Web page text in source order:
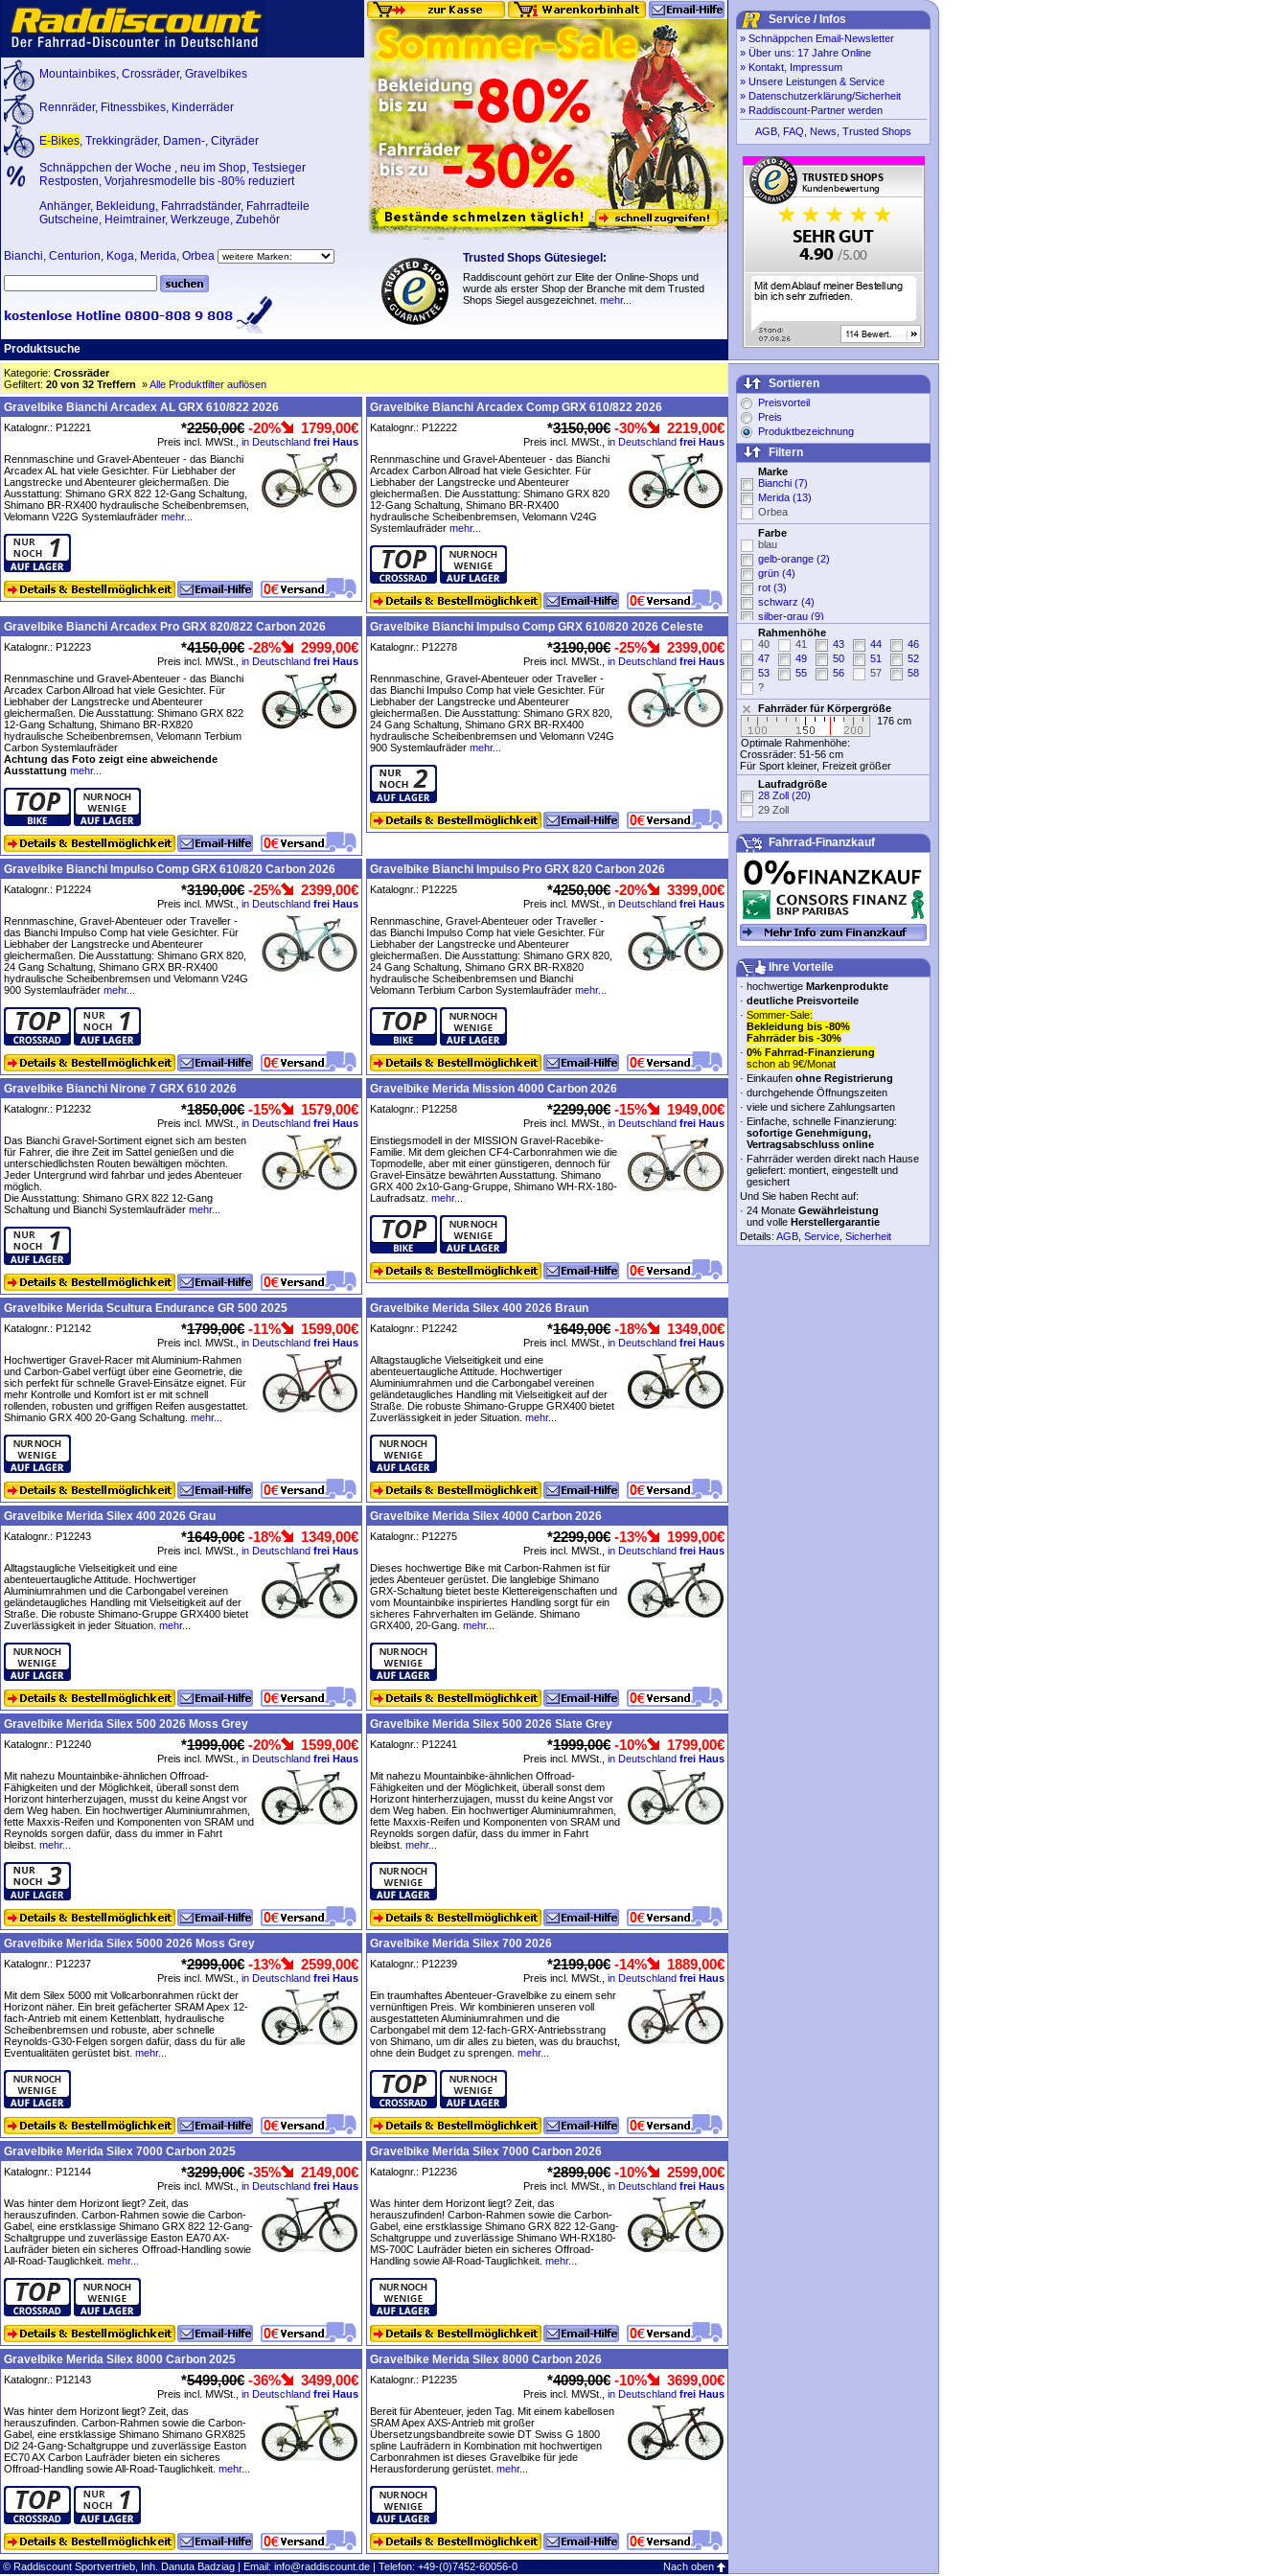
Mountainbikes, Crossräder, Gravelbikes
Rennräder, Fitnessbikes, Kinderräder
E-Bikes, Trekkingräder, Damen-, Cityräder
Schnäppchen der Woche , neu im Shop, Testsieger
Restposten, Vorjahresmodelle bis -80% reduziert
Anhänger, Bekleidung, Fahrradständer, Fahrradteile
Gutscheine, Heimtrainer, Werkzeuge, Zubehör
Service / Infos
» Schnäppchen Email-Newsletter
» Über uns: 17 Jahre Online
» Kontakt, Impressum
» Unsere Leistungen & Service
» Datenschutzerklärung/Sicherheit
» Raddiscount-Partner werden
AGB FAQ News Trusted Shops
Bianchi, Centurion, Koga, Merida, Orbea Trusted Shops Gütesiegel:
Raddiscount gehört zur Elite der Online-Shops und
wurde als erster Shop der Branche mit dem Trusted
Shops Siegel ausgezeichnet. mehr...
Produktsuche
Kategorie: Crossräder
Gefiltert: 20 von 32 Treffern »Alle Produktfilter auflösen
Gravelbike Bianchi Arcadex AL GRX 610/822 2026
Katalognr.: P12221 *2250,00€ -20% 1799,00€
Preis incl. MWSt., in Deutschland frei Haus
Rennmaschine und Gravel-Abenteuer - das Bianchi
Arcadex AL hat viele Gesichter. Für Liebhaber der
Langstrecke und Abenteurer gleichermaßen. Die
Ausstattung: Shimano GRX 822 12-Gang Schaltung,
Shimano BR-RX400 hydraulische Scheibenbremsen,
Velomann V22G Systemlaufräder mehr...
Gravelbike Bianchi Arcadex Comp GRX 610/822 2026
Katalognr.: P12222 *3150,00€ -30% 2219,00€
Preis incl. MWSt., in Deutschland frei Haus
Rennmaschine und Gravel-Abenteuer - das Bianchi
Arcadex Carbon Allroad hat viele Gesichter. Für
Liebhaber der Langstrecke und Abenteurer
gleichermaßen. Die Ausstattung: Shimano GRX 820
12-Gang Schaltung, Shimano BR-RX400
hydraulische Scheibenbremsen, Velomann V24G
Systemlaufräder mehr...
Gravelbike Bianchi Arcadex Pro GRX 820/822 Carbon 2026
Katalognr.: P12223 *4150,00€ -28% 2999,00€
Preis incl. MWSt., in Deutschland frei Haus
Rennmaschine und Gravel-Abenteuer - das Bianchi
Arcadex Carbon Allroad hat viele Gesichter. Für
Liebhaber der Langstrecke und Abenteurer
gleichermaßen. Die Ausstattung: Shimano GRX 822
12-Gang Schaltung, Shimano BR-RX820
hydraulische Scheibenbremsen, Velomann Terbium
Carbon Systemlaufräder
Achtung das Foto zeigt eine abweichende
Ausstattung mehr...
Gravelbike Bianchi Impulso Comp GRX 610/820 2026 Celeste
Katalognr.: P12278 *3190,00€ -25% 2399,00€
Preis incl. MWSt., in Deutschland frei Haus
Rennmaschine, Gravel-Abenteuer oder Traveller -
das Bianchi Impulso Comp hat viele Gesichter. Für
Liebhaber der Langstrecke und Abenteurer
gleichermaßen. Die Ausstattung: Shimano GRX 820,
24 Gang Schaltung, Shimano GRX BR-RX400
hydraulische Scheibenbremsen und Velomann V24G
900 Systemlaufräder mehr...
Gravelbike Bianchi Impulso Comp GRX 610/820 Carbon 2026
Katalognr.: P12224 *3190,00€ -25% 2399,00€
Preis incl. MWSt., in Deutschland frei Haus
Rennmaschine, Gravel-Abenteuer oder Traveller -
das Bianchi Impulso Comp hat viele Gesichter. Für
Liebhaber der Langstrecke und Abenteurer
gleichermaßen. Die Ausstattung: Shimano GRX 820,
24 Gang Schaltung, Shimano GRX BR-RX400
hydraulische Scheibenbremsen und Velomann V24G
900 Systemlaufräder mehr...
Gravelbike Bianchi Impulso Pro GRX 820 Carbon 2026
Katalognr.: P12225 *4250,00€ -20% 3399,00€
Preis incl. MWSt., in Deutschland frei Haus
Rennmaschine, Gravel-Abenteuer oder Traveller -
das Bianchi Impulso Comp hat viele Gesichter. Für
Liebhaber der Langstrecke und Abenteurer
gleichermaßen. Die Ausstattung: Shimano GRX 820,
24 Gang Schaltung, Shimano GRX BR-RX820
hydraulische Scheibenbremsen und Bianchi
Velomann Terbium Carbon Systemlaufräder mehr...
Gravelbike Bianchi Nirone 7 GRX 610 2026
Katalognr.: P12232 *1850,00€ -15% 1579,00€
Preis incl. MWSt., in Deutschland frei Haus
Das Bianchi Gravel-Sortiment eignet sich am besten
für Fahrer, die ihre Zeit im Sattel genießen und die
unterschiedlichsten Routen bewältigen möchten.
Jeder Untergrund wird fahrbar und jedes Abenteuer
möglich.
Die Ausstattung: Shimano GRX 822 12-Gang
Schaltung und Bianchi Systemlaufräder mehr...
Gravelbike Merida Mission 4000 Carbon 2026
Katalognr.: P12258 *2299,00€ -15% 1949,00€
Preis incl. MWSt., in Deutschland frei Haus
Einstiegsmodell in der MISSION Gravel-Racebike-
Familie. Mit dem gleichen CF4-Carbonrahmen wie die
Topmodelle, aber mit einer günstigeren, dennoch für
Gravel-Einsätze bewährten Ausstattung. Shimano
GRX 400 2x10-Gang-Gruppe, Shimano WH-RX-180-
Laufradsatz. mehr...
Gravelbike Merida Scultura Endurance GR 500 2025
Katalognr.: P12142 *1799,00€ -11% 1599,00€
Preis incl. MWSt., in Deutschland frei Haus
Hochwertiger Gravel-Racer mit Aluminium-Rahmen
und Carbon-Gabel verfügt über eine Geometrie, die
sich perfekt für schnelle Gravel-Einsätze eignet. Für
mehr Kontrolle und Komfort ist er mit schnell
rollenden, robusten und griffigen Reifen ausgestattet.
Shimanio GRX 400 20-Gang Schaltung. mehr...
Gravelbike Merida Silex 400 2026 Braun
Katalognr.: P12242 *1649,00€ -18% 1349,00€
Preis incl. MWSt., in Deutschland frei Haus
Alltagstaugliche Vielseitigkeit und eine
abenteuertaugliche Attitude. Hochwertiger
Aluminiumrahmen und die Carbongabel vereinen
geländetaugliches Handling mit Vielseitigkeit auf der
Straße. Die robuste Shimano-Gruppe GRX400 bietet
Zuverlässigkeit in jeder Situation. mehr...
Gravelbike Merida Silex 400 2026 Grau
Katalognr.: P12243 *1649,00€ -18% 1349,00€
Preis incl. MWSt., in Deutschland frei Haus
Alltagstaugliche Vielseitigkeit und eine
abenteuertaugliche Attitude. Hochwertiger
Aluminiumrahmen und die Carbongabel vereinen
geländetaugliches Handling mit Vielseitigkeit auf der
Straße. Die robuste Shimano-Gruppe GRX400 bietet
Zuverlässigkeit in jeder Situation. mehr...
Gravelbike Merida Silex 4000 Carbon 2026
Katalognr.: P12275 *2299,00€ -13% 1999,00€
Preis incl. MWSt., in Deutschland frei Haus
Dieses hochwertige Bike mit Carbon-Rahmen ist für
jedes Abenteuer gerüstet. Die langlebige Shimano
GRX-Schaltung bietet beste Klettereigenschaften und
vom Mountainbike inspiriertes Handling sorgt für ein
sicheres Fahrverhalten im Gelände. Shimano
GRX400, 20-Gang. mehr...
Gravelbike Merida Silex 500 2026 Moss Grey
Katalognr.: P12240 *1999,00€ -20% 1599,00€
Preis incl. MWSt., in Deutschland frei Haus
Mit nahezu Mountainbike-ähnlichen Offroad-
Fähigkeiten und der Möglichkeit, überall sonst dem
Horizont hinterherzujagen, musst du keine Angst vor
dem Weg haben. Ein hochwertiger Aluminiumrahmen,
fette Maxxis-Reifen und Komponenten von SRAM und
Reynolds sorgen dafür, dass du immer in Fahrt
bleibst. mehr...
Gravelbike Merida Silex 500 2026 Slate Grey
Katalognr.: P12241 *1999,00€ -10% 1799,00€
Preis incl. MWSt., in Deutschland frei Haus
Mit nahezu Mountainbike-ähnlichen Offroad-
Fähigkeiten und der Möglichkeit, überall sonst dem
Horizont hinterherzujagen, musst du keine Angst vor
dem Weg haben. Ein hochwertiger Aluminiumrahmen,
fette Maxxis-Reifen und Komponenten von SRAM und
Reynolds sorgen dafür, dass du immer in Fahrt
bleibst. mehr...
Gravelbike Merida Silex 5000 2026 Moss Grey
Katalognr.: P12237 *2999,00€ -13% 2599,00€
Preis incl. MWSt., in Deutschland frei Haus
Mit dem Silex 5000 mit Vollcarbonrahmen rückt der
Horizont näher. Ein breit gefächerter SRAM Apex 12-
fach-Antrieb mit einem Kettenblatt, hydraulische
Scheibenbremsen und robuste, aber schnelle
Reynolds-G30-Felgen sorgen dafür, dass du für alle
Eventualitäten gerüstet bist. mehr...
Gravelbike Merida Silex 700 2026
Katalognr.: P12239 *2199,00€ -14% 1889,00€
Preis incl. MWSt., in Deutschland frei Haus
Ein traumhaftes Abenteuer-Gravelbike zu einem sehr
vernünftigen Preis. Wir kombinieren unseren voll
ausgestatteten Aluminiumrahmen und die
Carbongabel mit dem 12-fach-GRX-Antriebsstrang
von Shimano, um dir alles zu bieten, was du brauchst,
ohne dein Budget zu sprengen. mehr...
Gravelbike Merida Silex 7000 Carbon 2025
Katalognr.: P12144 *3299,00€ -35% 2149,00€
Preis incl. MWSt., in Deutschland frei Haus
Was hinter dem Horizont liegt? Zeit, das
herauszufinden. Carbon-Rahmen sowie die Carbon-
Gabel, eine erstklassige Shimano GRX 822 12-Gang-
Schaltgruppe und zuverlässige Easton EA70 AX-
Laufräder bieten ein sicheres Offroad-Handling sowie
All-Road-Tauglichkeit. mehr...
Gravelbike Merida Silex 7000 Carbon 2026
Katalognr.: P12236 *2899,00€ -10% 2599,00€
Preis incl. MWSt., in Deutschland frei Haus
Was hinter dem Horizont liegt? Zeit, das
herauszufinden! Carbon-Rahmen sowie die Carbon-
Gabel, eine erstklassige Shimano GRX 822 12-Gang-
Schaltgruppe und zuverlässige Shimano WH-RX180-
MS-700C Laufräder bieten ein sicheres Offroad-
Handling sowie All-Road-Tauglichkeit. mehr...
Gravelbike Merida Silex 8000 Carbon 2025
Katalognr.: P12143 *5499,00€ -36% 3499,00€
Preis incl. MWSt., in Deutschland frei Haus
Was hinter dem Horizont liegt? Zeit, das
herauszufinden. Carbon-Rahmen sowie die Carbon-
Gabel, eine erstklassige Shimano Shimano GRX825
Di2 24-Gang-Schaltgruppe und zuverlässige Easton
EC70 AX Carbon Laufräder bieten ein sicheres
Offroad-Handling sowie All-Road-Tauglichkeit. mehr...
Gravelbike Merida Silex 8000 Carbon 2026
Katalognr.: P12235 *4099,00€ -10% 3699,00€
Preis incl. MWSt., in Deutschland frei Haus
Bereit für Abenteuer, jeden Tag. Mit einem kabellosen
SRAM Apex AXS-Antrieb mit großer
Übersetzungsbandbreite sowie DT Swiss G 1800
spline Laufrädern in Kombination mit hochwertigen
Carbonrahmen ist dieses Gravelbike für jede
Herausforderung gerüstet. mehr...
Sortieren
Preisvorteil
Preis
Produktbezeichnung
Filtern
Marke
Bianchi (7)
Merida (13)
Orbea
Farbe
blau
gelb-orange (2)
grün (4)
rot (3)
schwarz (4)
silber-grau (9)
ohne Angabe (6)
Rahmenhöhe
40
41 43 44
46
47
49 50 51
52
53
55 56 57
58
?
Fahrräder für Körpergröße
176 cm
Optimale Rahmenhöhe:
Crossräder: 51-56 cm
Für Sport kleiner, Freizeit größer
Laufradgröße
28 Zoll (20)
29 Zoll
Fahrrad-Finanzkauf
Ihre Vorteile
· hochwertige Markenprodukte
· deutliche Preisvorteile
· Sommer-Sale:
Bekleidung bis -80%
Fahrräder bis -30%
· 0% Fahrrad-Finanzierung
schon ab 9€/Monat
· Einkaufen ohne Registrierung
· durchgehende Öffnungszeiten
· viele und sichere Zahlungsarten
· Einfache, schnelle Finanzierung:
sofortige Genehmigung,
Vertragsabschluss online
· Fahrräder werden direkt nach Hause
geliefert: montiert, eingestellt und
gesichert
Und Sie haben Recht auf:
· 24 Monate Gewährleistung
und volle Herstellergarantie
Details: AGB Service Sicherheit
© Raddiscount Sportvertrieb, Inh. Danuta Badziag | Email: info@raddiscount.de | Telefon: +49-(0)7452-60056-0 Nach oben